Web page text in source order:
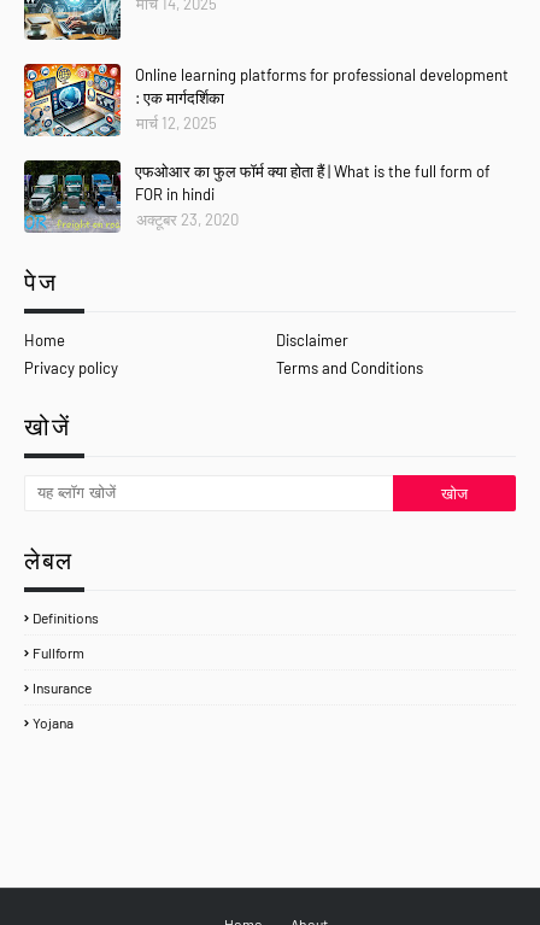
Online learning platforms for professional development
: एक मार्गदर्शिका
मार्च 12, 2025
एफओआर का फुल फॉर्म क्या होता हैं | What is the full form of
FOR in hindi
अक्टूबर 23, 2020
पेज
Home
Disclaimer
Privacy policy
Terms and Conditions
खोजें
लेबल
Definitions
Fullform
Insurance
Yojana